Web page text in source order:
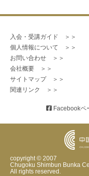
入会・受講ガイド　＞＞
個人情報について　＞＞
お問い合わせ　＞＞
会社概要　＞＞
サイトマップ　＞＞
関連リンク　＞＞
Facebookペ
copyright © 2007
Chugoku Shimbun Bunka
All rights reserved.